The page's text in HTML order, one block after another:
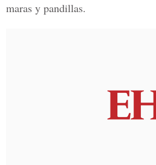
maras y pandillas.